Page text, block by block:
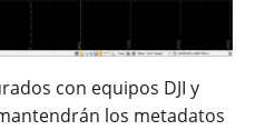
con equipos DJI y
los metadatos